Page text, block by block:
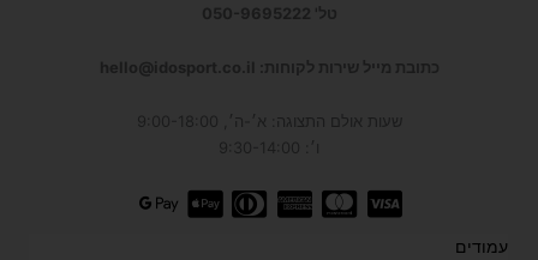
טל' 050-9695222
כתובת מייל שירות לקוחות: hello@idosport.co.il
שעות אולם התצוגה: א׳-ה׳, 9:00-18:00
ו׳: 9:30-14:00
עמודים